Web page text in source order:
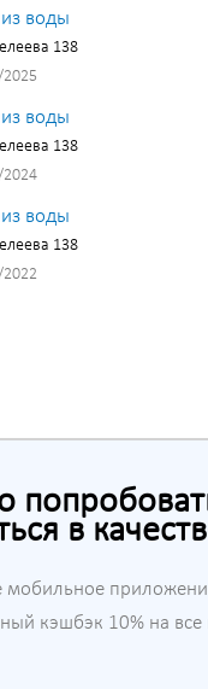
воды
138
воды
138
воды
138
в
мобильное
кэшбэк 10% на все